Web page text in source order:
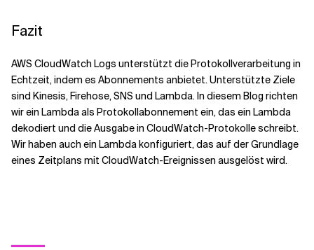
Fazit
AWS CloudWatch Logs unterstützt die Protokollverarbeitung in
Echtzeit, indem es Abonnements anbietet. Unterstützte Ziele
sind Kinesis, Firehose, SNS und Lambda. In diesem Blog richten
wir ein Lambda als Protokollabonnement ein, das ein Lambda
dekodiert und die Ausgabe in CloudWatch-Protokolle schreibt.
Wir haben auch ein Lambda konfiguriert, das auf der Grundlage
eines Zeitplans mit CloudWatch-Ereignissen ausgelöst wird.